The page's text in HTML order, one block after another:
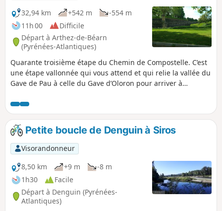
32,94 km
+542 m
-554 m
11h 00
Difficile
Départ à Arthez-de-Béarn
(Pyrénées-Atlantiques)
Quarante troisième étape du Chemin de Compostelle. C’est
une étape vallonnée qui vous attend et qui relie la vallée du
Gave de Pau à celle du Gave d’Oloron pour arriver à
par ses terres arrosées par le Gave d'Oloron, et ses
affluents, le Saleys, le Laus, l'Arroder et le Lucq. Navarrenx
est labellisé "Plus beaux villages de France".
Petite boucle de Denguin à Siros
Visorandonneur
8,50 km
+9 m
-8 m
1h30
Facile
Départ à Denguin (Pyrénées-
Atlantiques)